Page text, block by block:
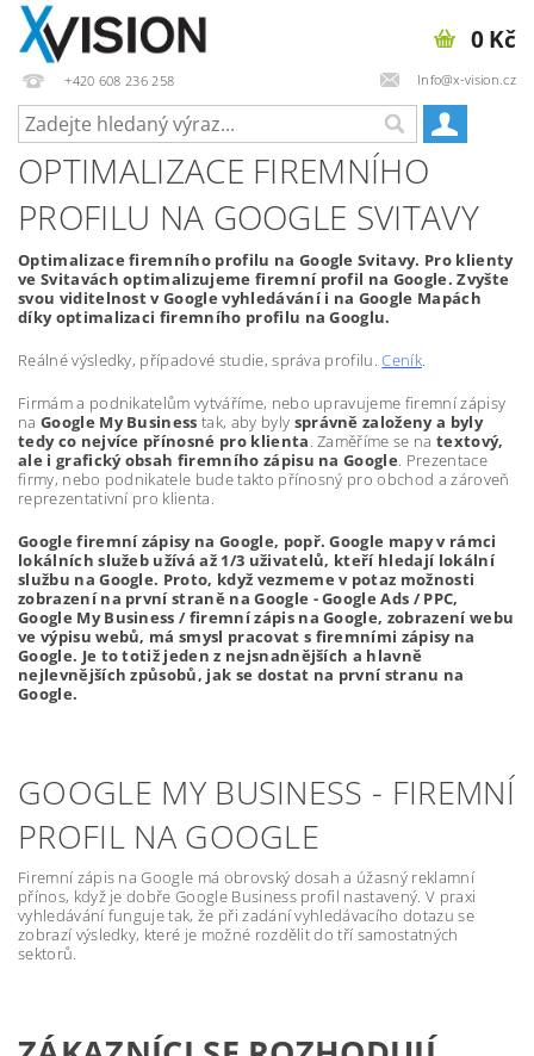
+420 608 236 258 Info@x-vision.cz
0 Kč
OPTIMALIZACE FIREMNÍHO
PROFILU NA GOOGLE SVITAVY
Optimalizace firemního profilu na Google Svitavy. Pro klienty
ve Svitavách optimalizujeme firemní profil na Google. Zvyšte
svou viditelnost v Google vyhledávání i na Google Mapách
díky optimalizaci firemního profilu na Googlu.
Reálné výsledky, případové studie, správa profilu.Ceník.
Firmám a podnikatelům vytváříme, nebo upravujeme firemní zápisy
na Google My Business tak, aby byly správně založeny a byly
tedy co nejvíce přínosné pro klienta. Zaměříme se na textový,
ale i grafický obsah firemního zápisu na Google. Prezentace
firmy, nebo podnikatele bude takto přínosný pro obchod a zároveň
reprezentativní pro klienta.
Google firemní zápisy na Google, popř. Google mapy v rámci
lokálních služeb užívá až 1/3 uživatelů, kteří hledají lokální
službu na Google. Proto, když vezmeme v potaz možnosti
zobrazení na první straně na Google - Google Ads / PPC,
Google My Business / firemní zápis na Google, zobrazení webu
ve výpisu webů, má smysl pracovat s firemními zápisy na
Google. Je to totiž jeden z nejsnadnějších a hlavně
nejlevnějších způsobů, jak se dostat na první stranu na
Google.
GOOGLE MY BUSINESS - FIREMNÍ
PROFIL NA GOOGLE
Firemní zápis na Google má obrovský dosah a úžasný reklamní
přínos, když je dobře Google Business profil nastavený. V praxi
vyhledávání funguje tak, že při zadání vyhledávacího dotazu se
zobrazí výsledky, které je možné rozdělit do tří samostatných
sektorů.